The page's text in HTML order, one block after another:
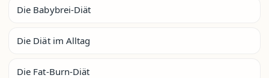
Die Babybrei-Diät
Die Diät im Alltag
Die Fat-Burn-Diät